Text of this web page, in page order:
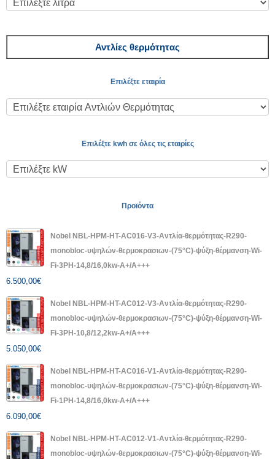
Αντλίες θερμότητας
Επιλέξτε εταιρία
Επιλέξτε kwh σε όλες τις εταιρίες
Προϊόντα
Nobel NBL-HPM-HT-AC016-V3-Αντλία-θερμότητας-R290-
monobloc-υψηλών-θερμοκρασιων-(75°C)-ψύξη-θέρμανση-Wi-
Fi-3PH-14,8/16,0kw-A+/A+++
6.500,00€
Nobel NBL-HPM-HT-AC012-V3-Αντλία-θερμότητας-R290-
monobloc-υψηλών-θερμοκρασιων-(75°C)-ψύξη-θέρμανση-Wi-
Fi-3PH-10,8/12,2kw-A+/A+++
5.050,00€
Nobel NBL-HPM-HT-AC016-V1-Αντλία-θερμότητας-R290-
monobloc-υψηλών-θερμοκρασιων-(75°C)-ψύξη-θέρμανση-Wi-
Fi-1PH-14,8/16,0kw-A+/A+++
6.090,00€
Nobel NBL-HPM-HT-AC012-V1-Αντλία-θερμότητας-R290-
monobloc-υψηλών-θερμοκρασιων-(75°C)-ψύξη-θέρμανση-Wi-